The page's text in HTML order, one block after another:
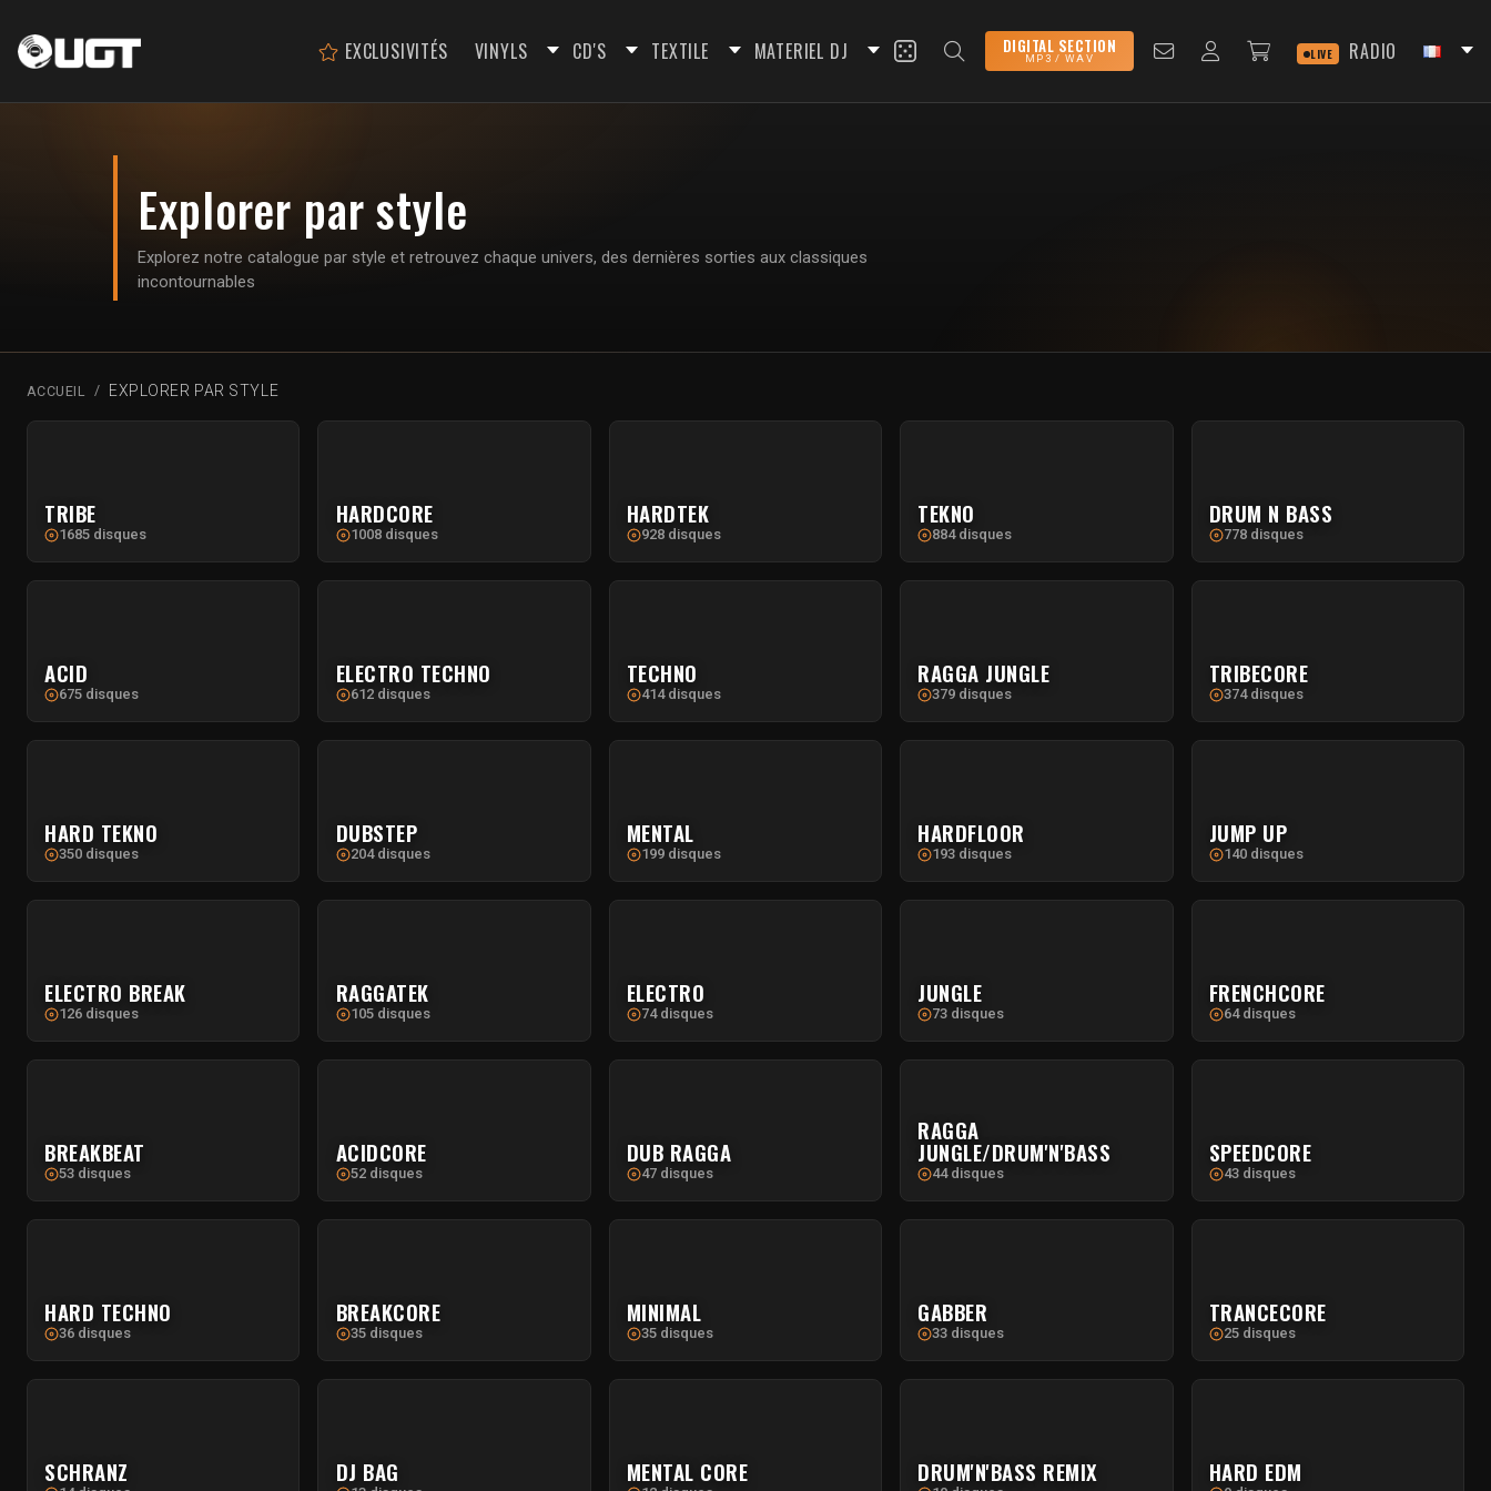
EXCLUSIVITÉS VINYLS CD'S TEXTILE MATERIEL DJ DIGITAL SECTION
MP3 / WAV LIVE RADIO
Explorer par style
Explorez notre catalogue par style et retrouvez chaque univers, des dernières sorties aux classiques
incontournables
ACCUEIL EXPLORER PAR STYLE
TRIBE
1685 disques
HARDCORE
1008 disques
HARDTEK
928 disques
TEKNO
884 disques
DRUM N BASS
778 disques
ACID
675 disques
ELECTRO TECHNO
612 disques
TECHNO
414 disques
RAGGA JUNGLE
379 disques
TRIBECORE
374 disques
HARD TEKNO
350 disques
DUBSTEP
204 disques
MENTAL
199 disques
HARDFLOOR
193 disques
JUMP UP
140 disques
ELECTRO BREAK
126 disques
RAGGATEK
105 disques
ELECTRO
74 disques
JUNGLE
73 disques
FRENCHCORE
64 disques
BREAKBEAT
53 disques
ACIDCORE
52 disques
DUB RAGGA
47 disques
RAGGA
JUNGLE/DRUM'N'BASS
44 disques
SPEEDCORE
43 disques
HARD TECHNO
36 disques
BREAKCORE
35 disques
MINIMAL
35 disques
GABBER
33 disques
TRANCECORE
25 disques
SCHRANZ DJ BAG MENTAL CORE DRUM'N'BASS REMIX HARD EDM